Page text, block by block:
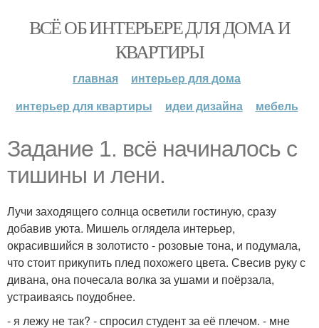
ВСЁ ОБ ИНТЕРЬЕРЕ ДЛЯ ДОМА И
КВАРТИРЫ
главная
интерьер для дома
интерьер для квартиры
идеи дизайна мебель
Задание 1. всё начиналось с
тишины и лени.
Лучи заходящего солнца осветили гостиную, сразу
добавив уюта. Мишель оглядела интерьер,
окрасившийся в золотисто - розовые тона, и подумала,
что стоит прикупить плед похожего цвета. Свесив руку с
дивана, она почесала волка за ушами и поёрзала,
устраиваясь поудобнее.
- я лежу не так? - спросил студент за её плечом. - мне